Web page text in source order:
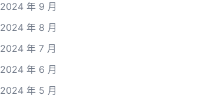
2024 年 9 月
2024 年 8 月
2024 年 7 月
2024 年 6 月
2024 年 5 月